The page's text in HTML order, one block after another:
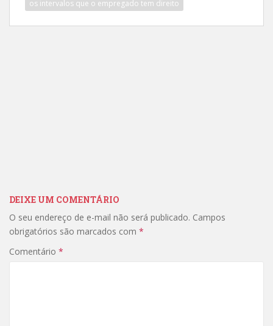
os intervalos que o empregado tem direito
DEIXE UM COMENTÁRIO
O seu endereço de e-mail não será publicado. Campos
obrigatórios são marcados com *
Comentário *